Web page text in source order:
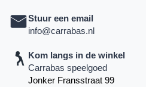
Stuur een email
info@carrabas.nl
Kom langs in de winkel
Carrabas speelgoed
Jonker Fransstraat 99